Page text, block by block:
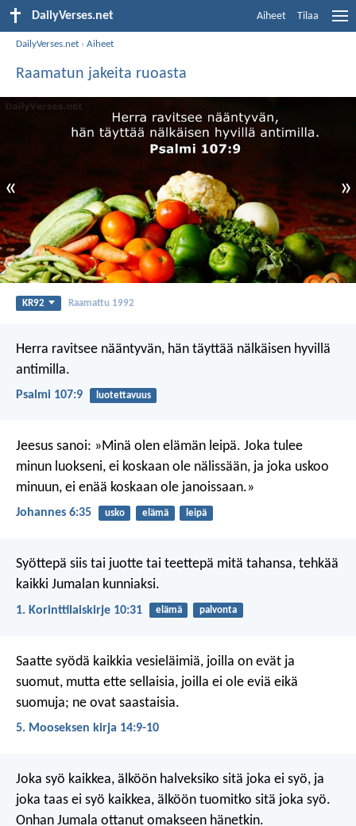
DailyVerses.net Aiheet Tilaa
DailyVerses.net ›Aiheet
Raamatun jakeita ruoasta
« »
KR92 Raamattu 1992
Herra ravitsee nääntyvän, hän täyttää nälkäisen hyvillä
antimilla.
Psalmi 107:9 luotettavuus
Jeesus sanoi: »Minä olen elämän leipä. Joka tulee
minun luokseni, ei koskaan ole nälissään, ja joka uskoo
minuun, ei enää koskaan ole janoissaan.»
Johannes 6:35 usko elämä leipä
Syöttepä siis tai juotte tai teettepä mitä tahansa, tehkää
kaikki Jumalan kunniaksi.
1. Korinttilaiskirje 10:31 elämä palvonta
Saatte syödä kaikkia vesieläimiä, joilla on evät ja
suomut, mutta ette sellaisia, joilla ei ole eviä eikä
suomuja; ne ovat saastaisia.
5. Mooseksen kirja 14:9-10
Joka syö kaikkea, älköön halveksiko sitä joka ei syö, ja
joka taas ei syö kaikkea, älköön tuomitko sitä joka syö.
Onhan Jumala ottanut omakseen hänetkin.